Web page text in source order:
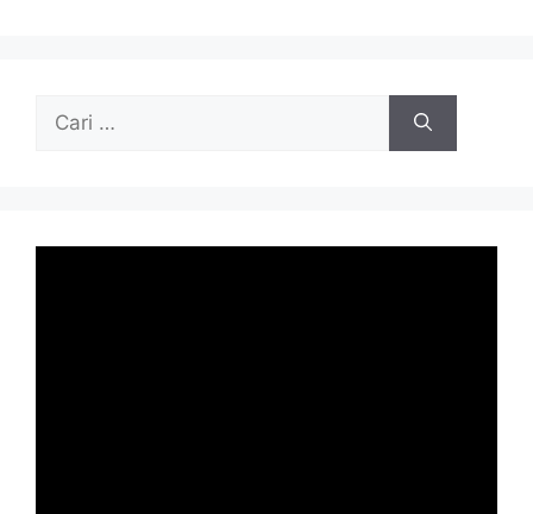
untuk: